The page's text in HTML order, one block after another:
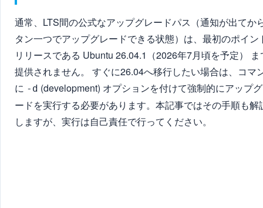
通常、LTS間の公式なアップグレードパス（通知が出てか
タン一つでアップグレードできる状態）は、最初のポイン
リリースである Ubuntu 26.04.1（2026年7月頃を予定） ま
提供されません。 すぐに26.04へ移行したい場合は、コマ
に -d (development) オプションを付けて強制的にアップ
ードを実行する必要があります。本記事ではその手順も解
しますが、実行は自己責任で行ってください。